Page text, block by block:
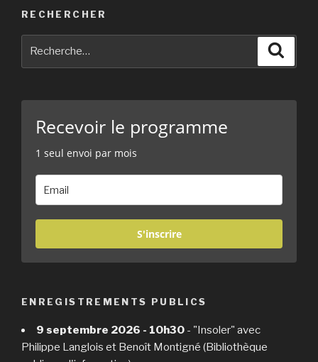
RECHERCHER
Recevoir le programme
1 seul envoi par mois
S'inscrire
ENREGISTREMENTS PUBLICS
9 septembre 2026 - 10h30 - "Insoler" avec
Philippe Langlois et Benoît Montigné (Bibliothèque